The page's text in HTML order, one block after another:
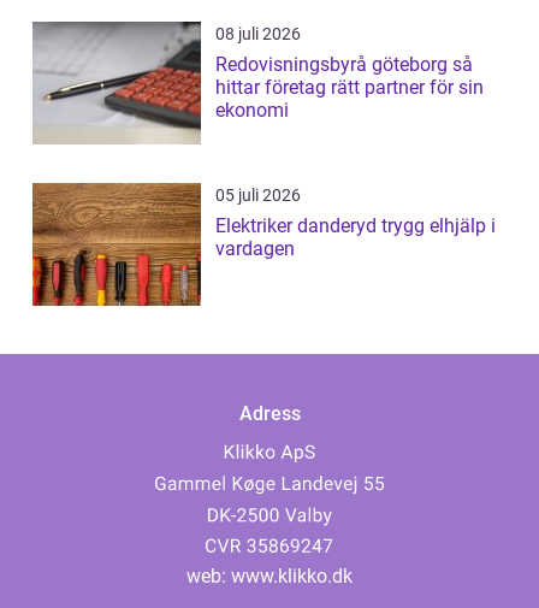
08 juli 2026
Redovisningsbyrå göteborg så
hittar företag rätt partner för sin
ekonomi
05 juli 2026
Elektriker danderyd trygg elhjälp i
vardagen
Adress
web: www.klikko.dk